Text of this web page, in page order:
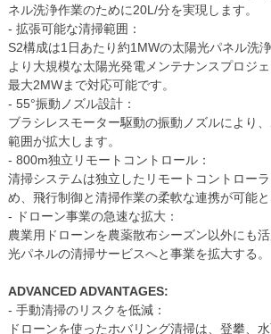
ネル洗浄作業のために20L/分を実現します。
- 拡張可能な清掃範囲：
S2構成は1日あたり約1MWの太陽光パネル洗
より大規模な太陽光発電メンテナンスプロジ
最大2MWまで対応可能です。
- 55°振動ノズル設計：
ブラシレスモーター駆動の振動ノズルにより
範囲が拡大します。
- 800m独立リモートコントロール：
清掃システムは独立したリモートコントロー
め、飛行制御と清掃作業の柔軟な連携が可能と
- ドローン事業の急速な拡大：
農業用ドローンを農薬散布シーズン以外にも
光パネルの清掃サービスへと事業を拡大する。
ADVANCED ADVANTAGES:
- 手動清掃のリスクを低減：
ドローンを使ったホバリング清掃は、登攀、